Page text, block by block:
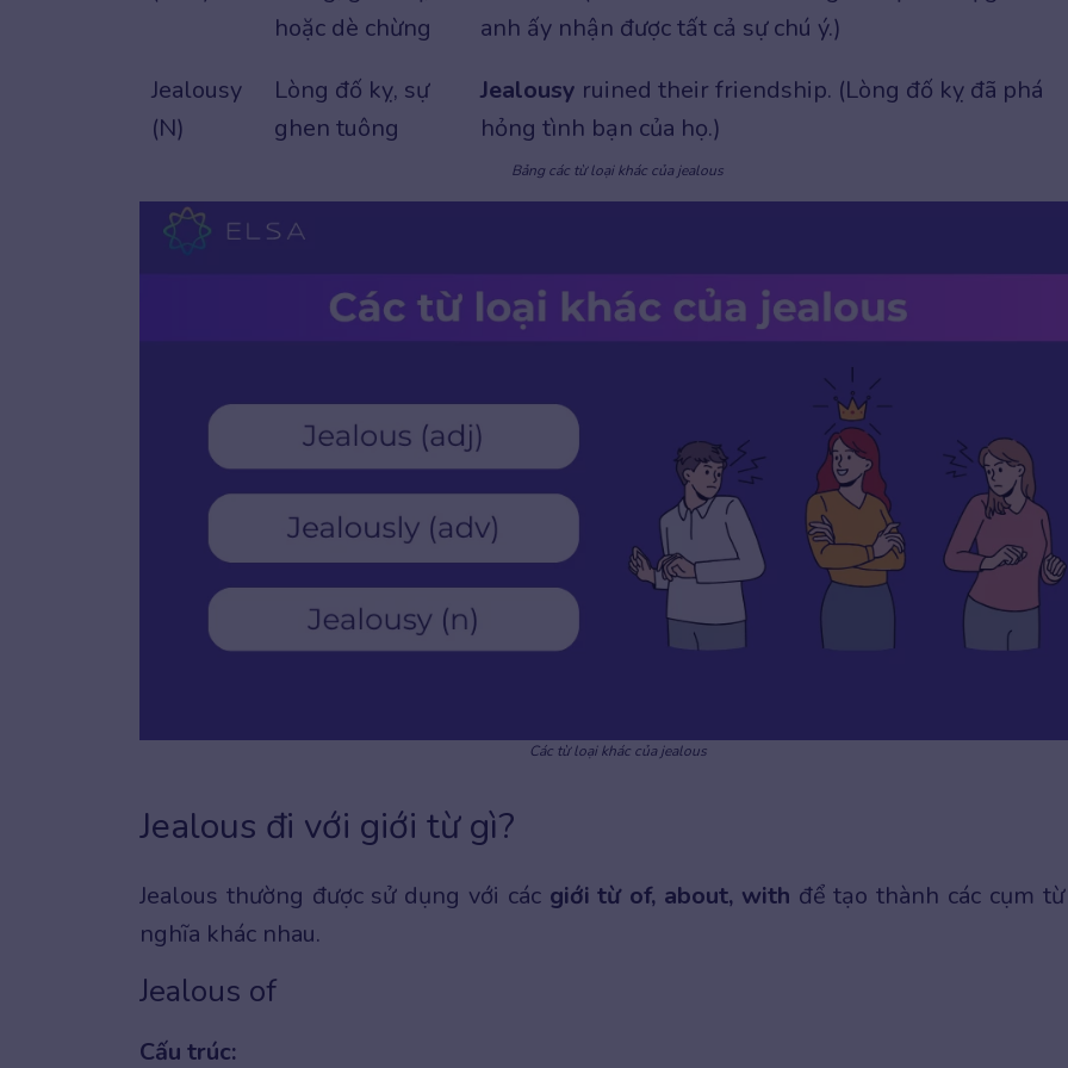
hoặc dè chừng
anh ấy nhận được tất cả sự chú ý.)
Jealousy
(N)
Lòng đố kỵ, sự
ghen tuông
Jealousy ruined their friendship. (Lòng đố kỵ đã phá
hỏng tình bạn của họ.)
Bảng các từ loại khác của jealous
Các từ loại khác của jealous
Jealous đi với giới từ gì?
Jealous thường được sử dụng với các giới từ of, about, with để tạo thành các cụm
nghĩa khác nhau.
Jealous of
Cấu trúc: